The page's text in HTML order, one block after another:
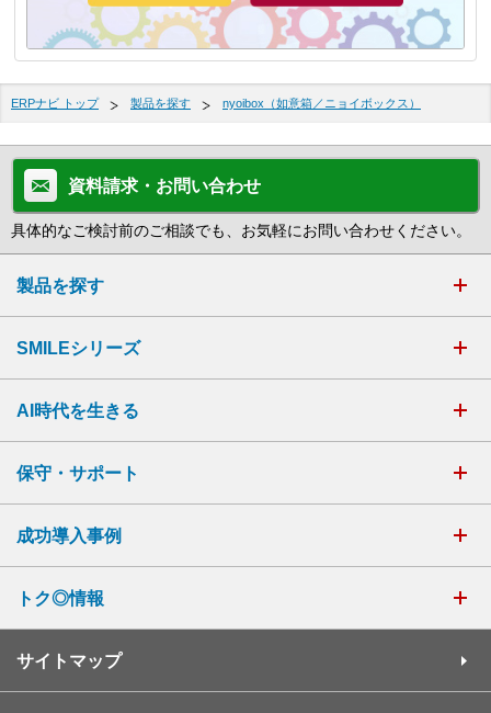
ERPナビ トップ 製品を探す nyoibox（如意箱／ニョイボックス）
資料請求・お問い合わせ
具体的なご検討前のご相談でも、お気軽にお問い合わせください。
製品を探す
SMILEシリーズ
AI時代を生きる
保守・サポート
成功導入事例
トク◎情報
サイトマップ